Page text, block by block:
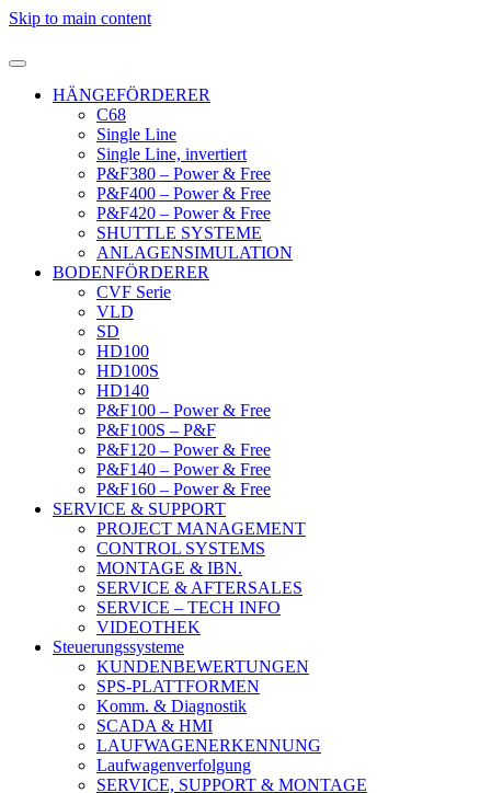
Skip to main content
HÄNGEFÖRDERER
C68
Single Line
Single Line, invertiert
P&F380 – Power & Free
P&F400 – Power & Free
P&F420 – Power & Free
SHUTTLE SYSTEME
ANLAGENSIMULATION
BODENFÖRDERER
CVF Serie
VLD
SD
HD100
HD100S
HD140
P&F100 – Power & Free
P&F100S – P&F
P&F120 – Power & Free
P&F140 – Power & Free
P&F160 – Power & Free
SERVICE & SUPPORT
PROJECT MANAGEMENT
CONTROL SYSTEMS
MONTAGE & IBN.
SERVICE & AFTERSALES
SERVICE – TECH INFO
VIDEOTHEK
Steuerungssysteme
KUNDENBEWERTUNGEN
SPS-PLATTFORMEN
Komm. & Diagnostik
SCADA & HMI
LAUFWAGENERKENNUNG
Laufwagenverfolgung
SERVICE, SUPPORT & MONTAGE